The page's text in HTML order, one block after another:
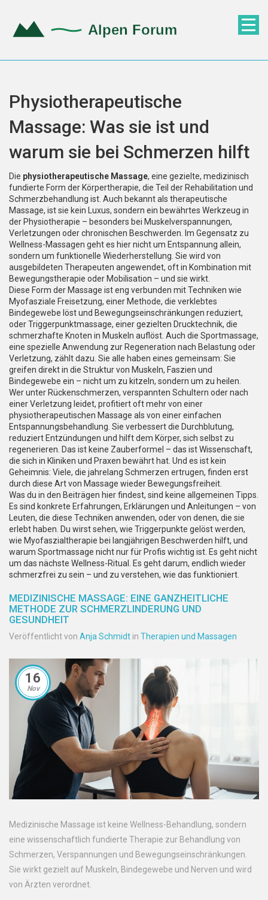
Physiotherapeutische
Massage: Was sie ist und
warum sie bei Schmerzen hilft
Die physiotherapeutische Massage, eine gezielte, medizinisch
fundierte Form der Körpertherapie, die Teil der Rehabilitation und
Schmerzbehandlung ist . Auch bekannt als therapeutische
Massage, ist sie kein Luxus, sondern ein bewährtes Werkzeug in
der Physiotherapie – besonders bei Muskelverspannungen,
Verletzungen oder chronischen Beschwerden.
Im Gegensatz zu
Wellness-Massagen geht es hier nicht um Entspannung allein,
sondern um funktionelle Wiederherstellung. Sie wird von
ausgebildeten Therapeuten angewendet, oft in Kombination mit
Bewegungstherapie oder Mobilisation – und sie wirkt.
Diese Form der Massage ist eng verbunden mit Techniken wie
Myofasziale Freisetzung, einer Methode, die verklebtes
Bindegewebe löst und Bewegungseinschränkungen reduziert,
oderTriggerpunktmassage, einer gezielten Drucktechnik, die
schmerzhafte Knoten in Muskeln auflöst . Auch die Sportmassage,
eine spezielle Anwendung zur Regeneration nach Belastung oder
Verletzung, zählt dazu. Sie alle haben eines gemeinsam: Sie
greifen direkt in die Struktur von Muskeln, Faszien und
Bindegewebe ein – nicht um zu kitzeln, sondern um zu heilen.
Wer unter Rückenschmerzen, verspannten Schultern oder nach
einer Verletzung leidet, profitiert oft mehr von einer
physiotherapeutischen Massage als von einer einfachen
Entspannungsbehandlung. Sie verbessert die Durchblutung,
reduziert Entzündungen und hilft dem Körper, sich selbst zu
regenerieren. Das ist keine Zauberformel – das ist Wissenschaft,
die sich in Kliniken und Praxen bewährt hat. Und es ist kein
Geheimnis: Viele, die jahrelang Schmerzen ertrugen, finden erst
durch diese Art von Massage wieder Bewegungsfreiheit.
Was du in den Beiträgen hier findest, sind keine allgemeinen Tipps.
Es sind konkrete Erfahrungen, Erklärungen und Anleitungen – von
Leuten, die diese Techniken anwenden, oder von denen, die sie
erlebt haben. Du wirst sehen, wie Triggerpunkte gelöst werden,
wie Myofaszialtherapie bei langjährigen Beschwerden hilft, und
warum Sportmassage nicht nur für Profis wichtig ist. Es geht nicht
um das nächste Wellness-Ritual. Es geht darum, endlich wieder
schmerzfrei zu sein – und zu verstehen, wie das funktioniert.
MEDIZINISCHE MASSAGE: EINE GANZHEITLICHE
METHODE ZUR SCHMERZLINDERUNG UND
GESUNDHEIT
Veröffentlicht von Anja Schmidt in Therapien und Massagen
16
Nov
Medizinische Massage ist keine Wellness-Behandlung, sondern
eine wissenschaftlich fundierte Therapie zur Behandlung von
Schmerzen, Verspannungen und Bewegungseinschränkungen.
Sie wirkt gezielt auf Muskeln, Bindegewebe und Nerven und wird
von Ärzten verordnet.